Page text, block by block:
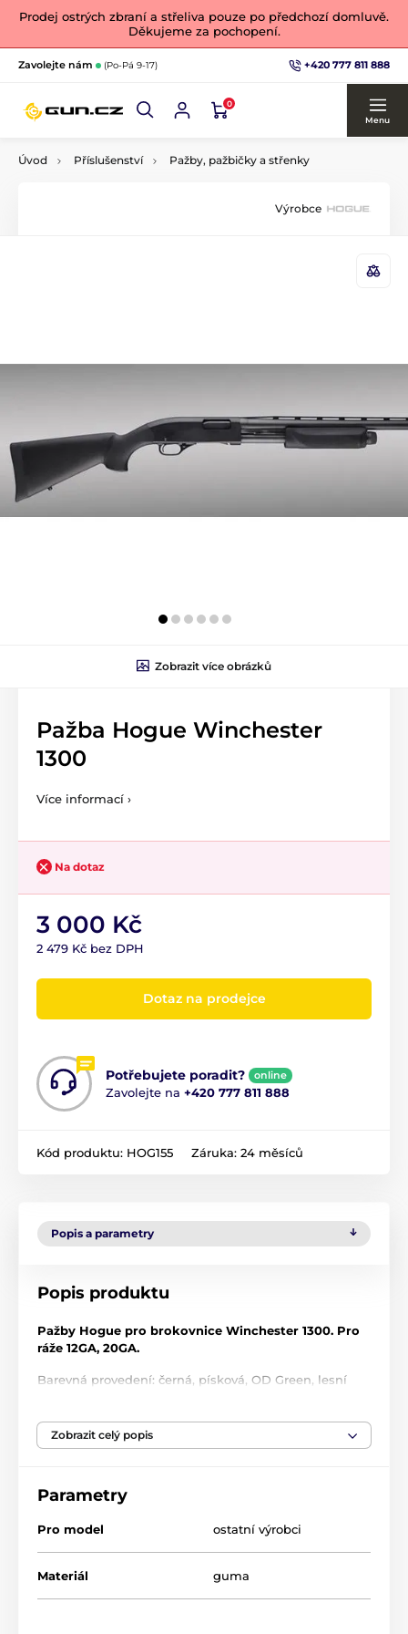
Prodej ostrých zbraní a střeliva pouze po předchozí domluvě.
Děkujeme za pochopení.
Zavolejte nám (Po-Pá 9-17) +420 777 811 888
0
Menu
Úvod Příslušenství Pažby, pažbičky a střenky
Výrobce
Zobrazit více obrázků
Pažba Hogue Winchester
1300
Více informací ›
Na dotaz
3 000 Kč
2 479 Kč bez DPH
Dotaz na prodejce
Potřebujete poradit? online
Zavolejte na +420 777 811 888
Kód produktu: HOG155 Záruka: 24 měsíců
Popis a parametry
Popis produktu
Pažby Hogue pro brokovnice Winchester 1300. Pro
ráže 12GA, 20GA.
Barevná provedení: černá, písková, OD Green, lesní
Uvedená cena je pouze orientační!
odvíjí podle specifikací Vaší zbraně a Vašich
Ráže: 12GA/20GA
Barva pažby: černá/písková/OD Green/zombie
Pažba: předpažbí/pažba/pistolová rukojeť/sada -
Zobrazit celý popis
Parametry
Pro model ostatní výrobci
Materiál guma